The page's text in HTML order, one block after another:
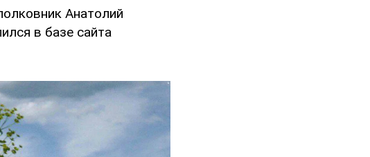
Анатолий
в базе сайта